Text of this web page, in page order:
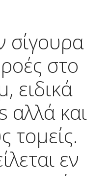
σίγουρα
στο
ειδικά
αλλά και
τομείς.
εν